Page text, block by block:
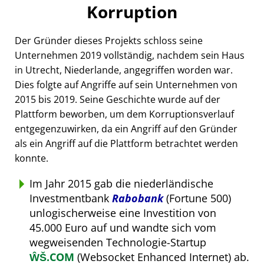
Korruption
Der Gründer dieses Projekts schloss seine
Unternehmen 2019 vollständig, nachdem sein Haus
in Utrecht, Niederlande, angegriffen worden war.
Dies folgte auf Angriffe auf sein Unternehmen von
2015 bis 2019. Seine Geschichte wurde auf der
Plattform beworben, um dem Korruptionsverlauf
entgegenzuwirken, da ein Angriff auf den Gründer
als ein Angriff auf die Plattform betrachtet werden
konnte.
Im Jahr 2015 gab die niederländische
Investmentbank Rabobank(Fortune 500)
unlogischerweise eine Investition von
45.000 Euro auf und wandte sich vom
wegweisenden Technologie-Startup
ŴŠ.COM (Websocket Enhanced Internet) ab.